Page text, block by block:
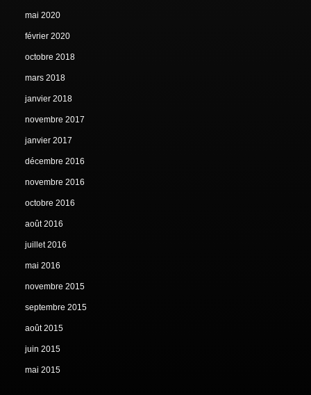
mai 2020
février 2020
octobre 2018
mars 2018
janvier 2018
novembre 2017
janvier 2017
décembre 2016
novembre 2016
octobre 2016
août 2016
juillet 2016
mai 2016
novembre 2015
septembre 2015
août 2015
juin 2015
mai 2015